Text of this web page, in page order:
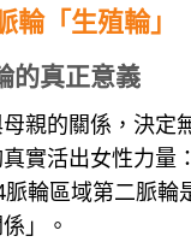
輪「生殖輪」
的真正意義
親的關係，決定
實活出女性力量
脈輪區域第二脈輪
」。